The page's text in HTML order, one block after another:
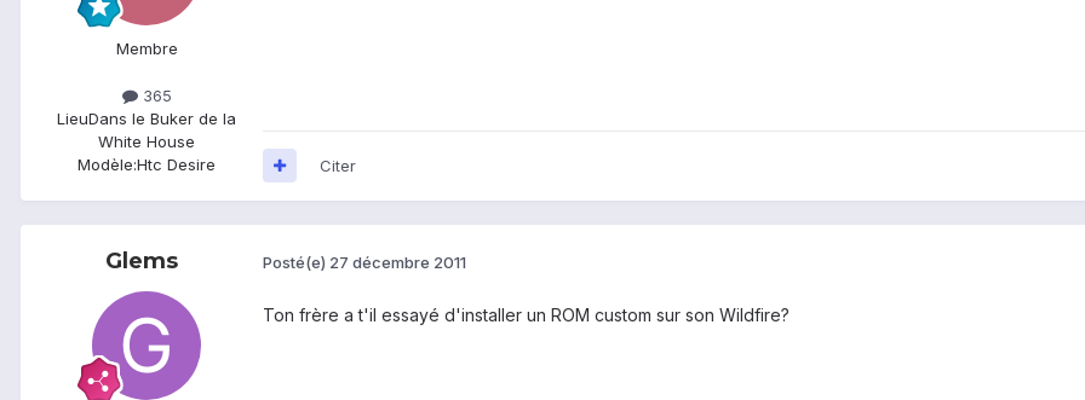
Membre
365
LieuDans le Buker de la
White House
Modèle:Htc Desire Citer
Glems Posté(e) 27 décembre 2011
Ton frère a t'il essayé d'installer un ROM custom sur son Wildfire?